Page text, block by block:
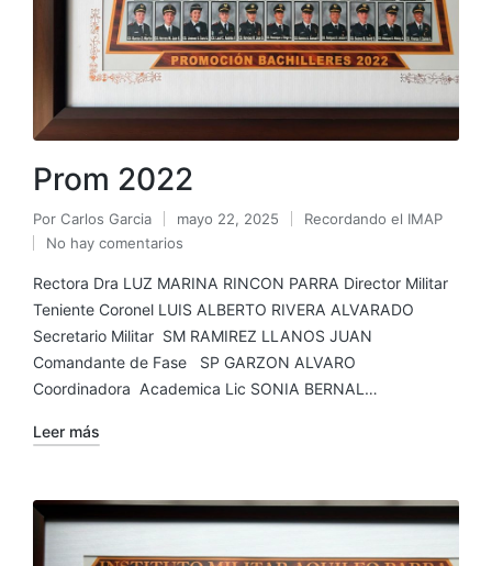
Prom 2022
Por Carlos Garcia mayo 22, 2025
Recordando el IMAP
No hay comentarios
Rectora Dra LUZ MARINA RINCON PARRA Director Militar
Teniente Coronel LUIS ALBERTO RIVERA ALVARADO
Secretario Militar SM RAMIREZ LLANOS JUAN
Comandante de Fase SP GARZON ALVARO
Coordinadora Academica Lic SONIA BERNAL…
Leer más